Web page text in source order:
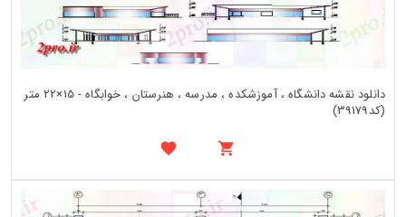
دانلود نقشه دانشگاه ، آموزشکده ، مدرسه ، هنرستان ، خوابگاه - 15×22 متر
(کد39179)